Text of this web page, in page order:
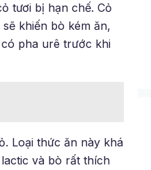
tươi bị hạn chế. Cỏ
khiến bò kém ăn,
pha urê trước khi
Loại thức ăn này khá
và bò rất thích